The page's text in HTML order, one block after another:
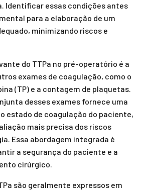
Identificar essas condições antes
para a elaboração de um
minimizando riscos e
do TTPa no pré-operatório é a
exames de coagulação, como o
(TP) e a contagem de plaquetas.
desses exames fornece uma
estado de coagulação do paciente,
mais precisa dos riscos
Essa abordagem integrada é
a segurança do paciente e a
cirúrgico.
são geralmente expressos em